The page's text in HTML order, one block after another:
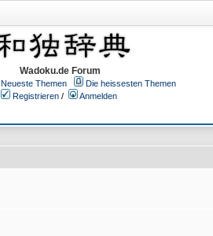
Wadoku.de Forum
Neueste Themen
Die heissesten Themen
Registrieren / Anmelden